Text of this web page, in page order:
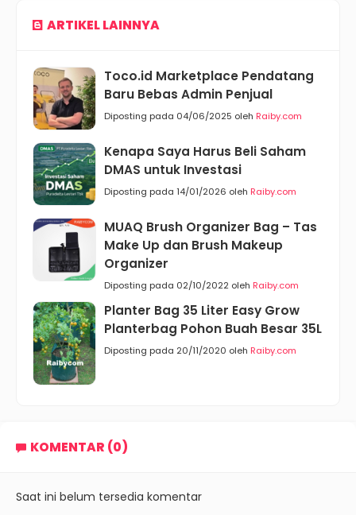
ARTIKEL LAINNYA
Toco.id Marketplace Pendatang
Baru Bebas Admin Penjual
Diposting pada 04/06/2025 oleh Raiby.com
Kenapa Saya Harus Beli Saham
DMAS untuk Investasi
Diposting pada 14/01/2026 oleh Raiby.com
MUAQ Brush Organizer Bag – Tas
Make Up dan Brush Makeup
Organizer
Diposting pada 02/10/2022 oleh Raiby.com
Planter Bag 35 Liter Easy Grow
Planterbag Pohon Buah Besar 35L
Diposting pada 20/11/2020 oleh Raiby.com
KOMENTAR (0)
Saat ini belum tersedia komentar